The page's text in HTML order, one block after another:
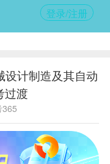
登录/注册
计制造及其自动
过渡
365